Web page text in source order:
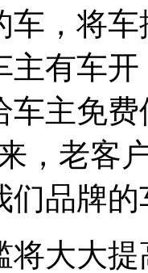
车，将
主有车
车主免
，老客
们品牌的
将大大提